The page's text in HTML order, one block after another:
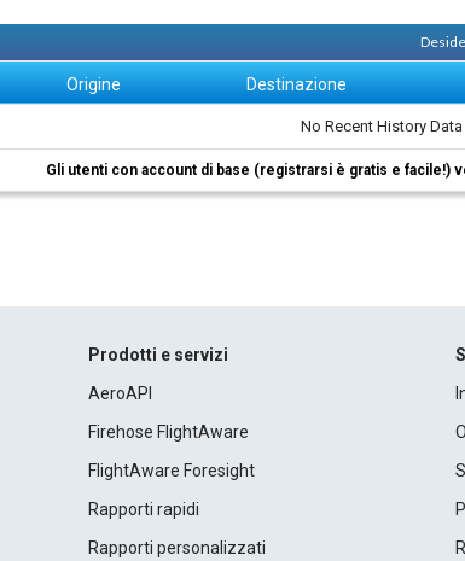
Origine Destinazione
No Recent History Data
Gli utenti con account di base (registrarsi è gratis e facile!)
Prodotti e servizi
AeroAPI
Firehose FlightAware
FlightAware Foresight
Rapporti rapidi
Rapporti personalizzati